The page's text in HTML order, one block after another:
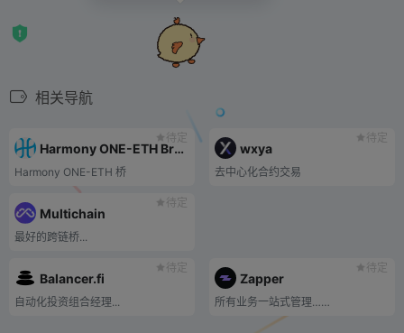
相关导航
待定
Harmony ONE-ETH Bridge
Harmony ONE-ETH 桥
待定
wxya
去中心化合约交易
待定
Multichain
最好的跨链桥...
待定
Balancer.fi
自动化投资组合经理...
待定
Zapper
所有业务一站式管理……